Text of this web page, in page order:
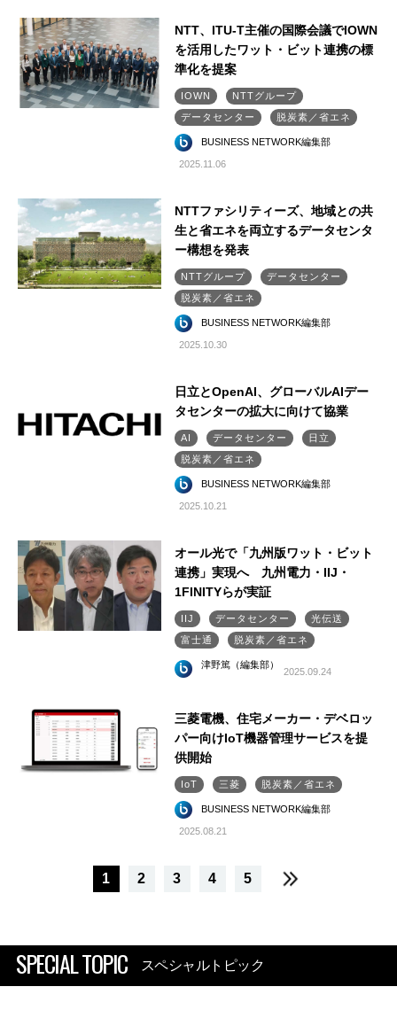
NTT、ITU-T主催の国際会議でIOWN
を活用したワット・ビット連携の標
準化を提案
IOWN
NTTグループ
データセンター
脱炭素／省エネ
BUSINESS NETWORK編集部
2025.11.06
NTTファシリティーズ、地域との共
生と省エネを両立するデータセンタ
ー構想を発表
NTTグループ
データセンター
脱炭素／省エネ
BUSINESS NETWORK編集部
2025.10.30
日立とOpenAI、グローバルAIデー
タセンターの拡大に向けて協業
AI データセンター
日立
脱炭素／省エネ
BUSINESS NETWORK編集部
2025.10.21
オール光で「九州版ワット・ビット
連携」実現へ 九州電力・IIJ・
1FINITYらが実証
IIJ データセンター
光伝送
富士通
脱炭素／省エネ
津野篤（編集部）
2025.09.24
三菱電機、住宅メーカー・デベロッ
パー向けIoT機器管理サービスを提
供開始
IoT 三菱 脱炭素／省エネ
BUSINESS NETWORK編集部
2025.08.21
1 2 3 4 5
SPECIAL TOPIC スペシャルトピック